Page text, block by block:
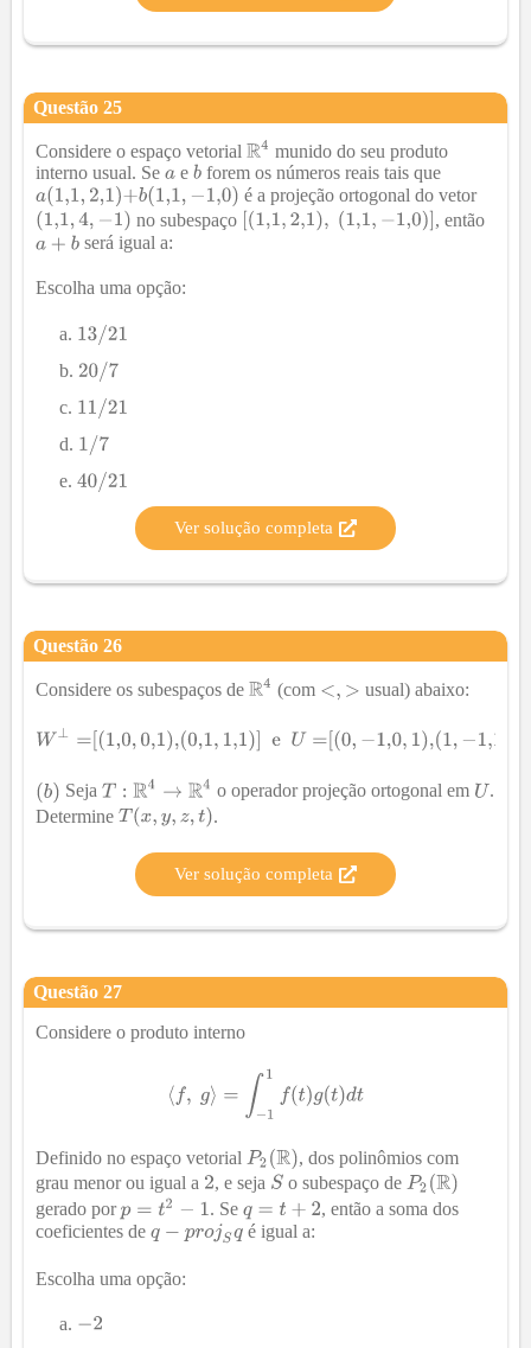
Questão 25
Considere o espaço vetorial
munido do seu produto
interno usual. Se
e
forem os números reais tais que
é a projeção ortogonal do vetor
no subespaço
, então
será igual a:
Escolha uma opção:
Ver solução completa
Questão 26
Considere os subespaços de (com usual) abaixo:
Seja o operador projeção ortogonal em
.
Determine
Ver solução completa
Questão 27
Considere o produto interno
Definido no espaço vetorial
, dos polinômios com
grau menor ou igual a
, e seja
o subespaço de
gerado por
. Se
, então a soma dos
coeficientes de
é igual a:
Escolha uma opção: